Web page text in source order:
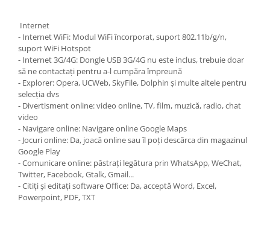
Internet
- Internet WiFi: Modul WiFi încorporat, suport 802.11b/g/n,
suport WiFi Hotspot
- Internet 3G/4G: Dongle USB 3G/4G nu este inclus, trebuie doar
să ne contactați pentru a-l cumpăra împreună
- Explorer: Opera, UCWeb, SkyFile, Dolphin și multe altele pentru
selecția dvs
- Divertisment online: video online, TV, film, muzică, radio, chat
video
- Navigare online: Navigare online Google Maps
- Jocuri online: Da, joacă online sau îl poți descărca din magazinul
Google Play
- Comunicare online: păstrați legătura prin WhatsApp, WeChat,
Twitter, Facebook, Gtalk, Gmail...
- Citiți și editați software Office: Da, acceptă Word, Excel,
Powerpoint, PDF, TXT